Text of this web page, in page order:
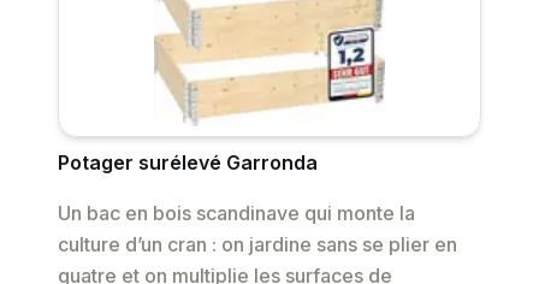
Potager surélevé Garronda
Un bac en bois scandinave qui monte la
culture d’un cran : on jardine sans se plier en
quatre et on multiplie les surfaces de